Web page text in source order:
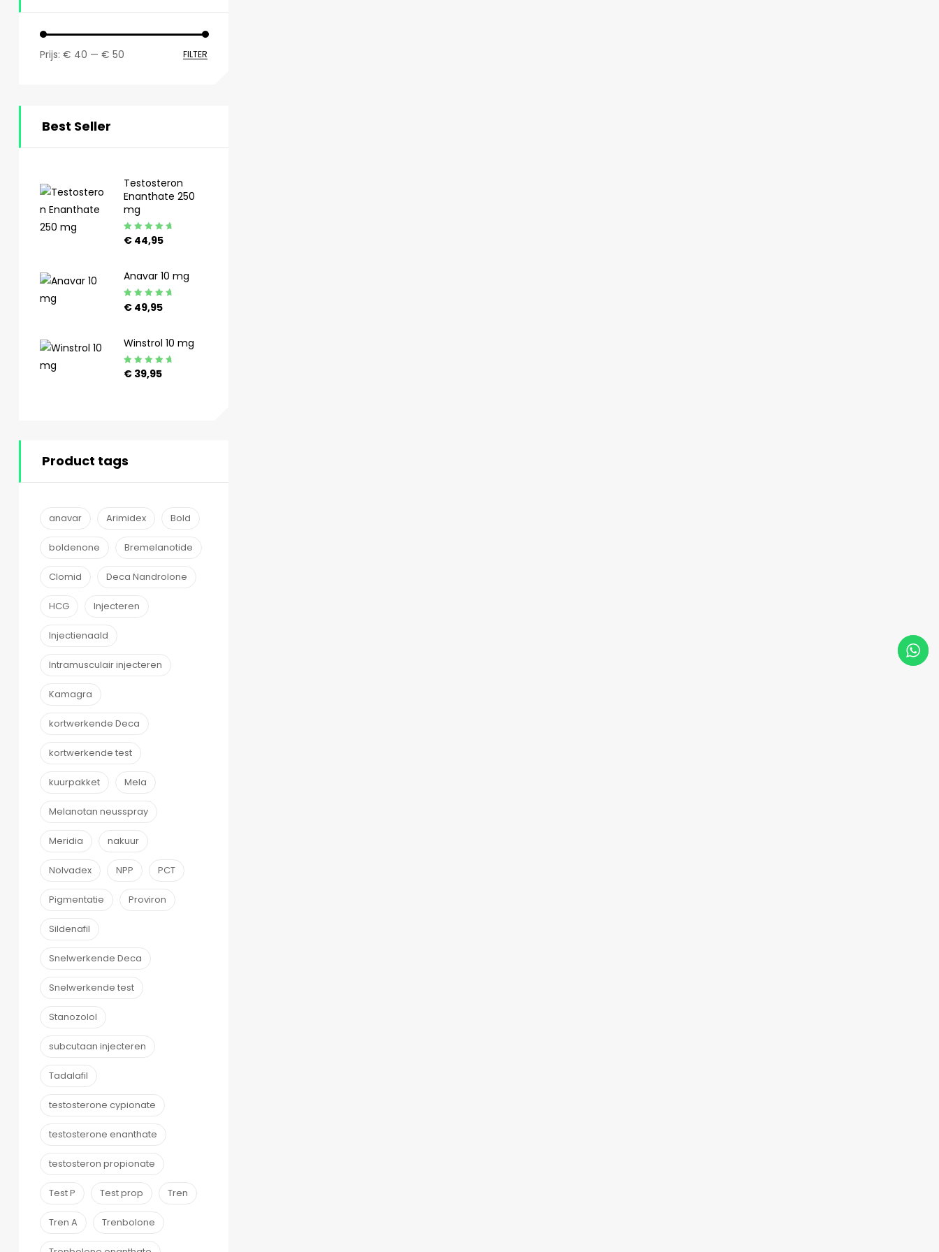
FILTER
Prijs: € 40 — € 50
Best Seller
Testosteron
Enanthate 250
mg
Gewaardeerd
€ 44,95
Anavar 10 mg
Gewaardeerd
€ 49,95
Winstrol 10 mg
Gewaardeerd
€ 39,95
Product tags
anavar Arimidex Bold
boldenone Bremelanotide
Clomid Deca Nandrolone
HCG Injecteren
Injectienaald
Intramusculair injecteren
Kamagra
kortwerkende Deca
kortwerkende test
kuurpakket Mela
Melanotan neusspray
Meridia nakuur
Nolvadex NPP PCT
Pigmentatie Proviron
Sildenafil
Snelwerkende Deca
Snelwerkende test
Stanozolol
subcutaan injecteren
Tadalafil
testosterone cypionate
testosterone enanthate
testosteron propionate
Test P Test prop Tren
Tren A Trenbolone